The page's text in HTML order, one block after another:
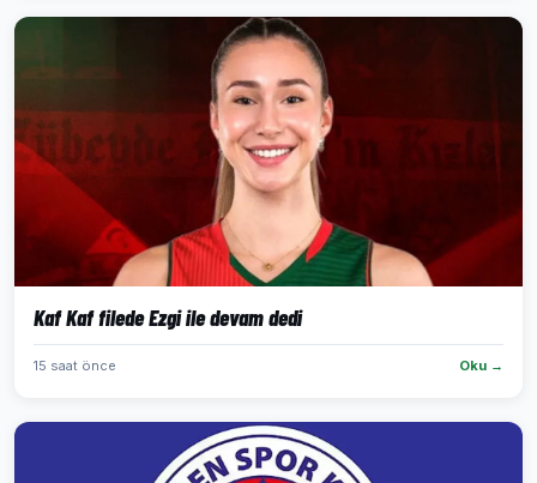
Kaf Kaf filede Ezgi ile devam dedi
15 saat önce Oku →